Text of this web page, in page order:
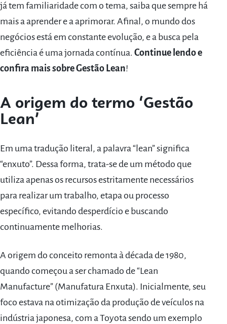
já tem familiaridade com o tema, saiba que sempre há
mais a aprender e a aprimorar. Afinal, o mundo dos
negócios está em constante evolução, e a busca pela
eficiência é uma jornada contínua. Continue lendo e
confira mais sobre Gestão Lean!
A origem do termo ‘Gestão
Lean’
Em uma tradução literal, a palavra “lean” significa
“enxuto”. Dessa forma, trata-se de um método que
utiliza apenas os recursos estritamente necessários
para realizar um trabalho, etapa ou processo
específico, evitando desperdício e buscando
continuamente melhorias.
A origem do conceito remonta à década de 1980,
quando começou a ser chamado de “Lean
Manufacture” (Manufatura Enxuta). Inicialmente, seu
foco estava na otimização da produção de veículos na
indústria japonesa, com a Toyota sendo um exemplo